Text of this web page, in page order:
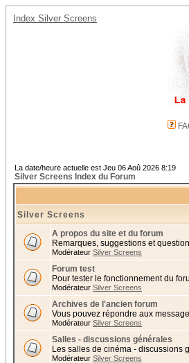
Index Silver Screens
La date/heure actuelle est Jeu 06 Aoû 2026 8:19
Silver Screens Index du Forum
Silver Screens
A propos du site et du forum
Remarques, suggestions et
Modérateur Silver Screens
Forum test
Pour tester le fonctionnement du
Modérateur Silver Screens
Archives de l'ancien forum
Vous pouvez répondre aux
Modérateur Silver Screens
Salles - discussions générales
Les salles de cinéma - discussions
Modérateur Silver Screens